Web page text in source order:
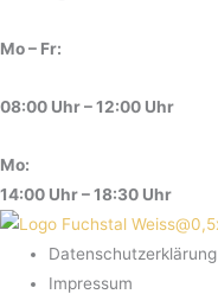
Mo – Fr:
08:00 Uhr – 12:00 Uhr
Mo:
14:00 Uhr – 18:30 Uhr
Datenschutzerklärung
Impressum